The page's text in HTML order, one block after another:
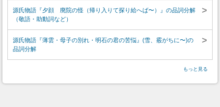
源氏物語『夕顔 廃院の怪（帰り入りて探り給へば〜）』の品詞分解
（敬語・助動詞など）
>
源氏物語『薄雲・母子の別れ・明石の君の苦悩』(雪、霰がちに〜)の
品詞分解
>
もっと見る